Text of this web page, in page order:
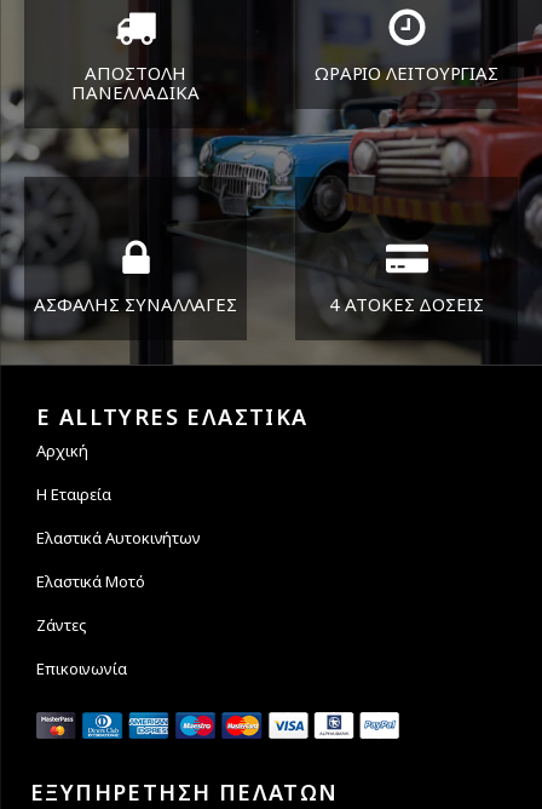
ΑΠΟΣΤΟΛΗ
ΠΑΝΕΛΛΑΔΙΚA
Όπου και αν είστε θα σας
στείλουμε τα ελαστικά σας
ΩΡΑΡΙΟ ΛΕΙΤΟΥΡΓΙΑΣ
ΔΕΥ-ΠΑΡ 8:30-17:30
ΣΑΒ 8:30-13:30
ΑΣΦΑΛΗΣ ΣΥΝΑΛΛΑΓΕΣ 4 ΑΤΟΚΕΣ ΔΟΣΕΙΣ
E ALLTYRES ΕΛΑΣΤΙΚΑ
Αρχική
Η Εταιρεία
Ελαστικά Αυτοκινήτων
Ελαστικά Μοτό
Ζάντες
Επικοινωνία
ΕΞΥΠΗΡΕΤΗΣΗ ΠΕΛΑΤΩΝ